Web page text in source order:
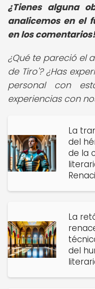
¿Tienes alguna
analicemos en el
en los comentarios!
¿Qué te pareció el
de Tiro'? ¿Has
personal con
experiencias con
La
del
de la
La
del